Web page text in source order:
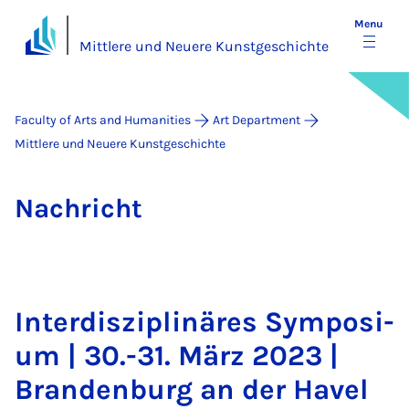
Mittlere und Neuere Kunstgeschichte
Menu
Faculty of Arts and Humanities
Art Department
Mittlere und Neuere Kunstgeschichte
Na­chricht
In­ter­d­iszip­linäres Sym­posi­
um | 30.-31. März 2023 |
Branden­burg an der Havel